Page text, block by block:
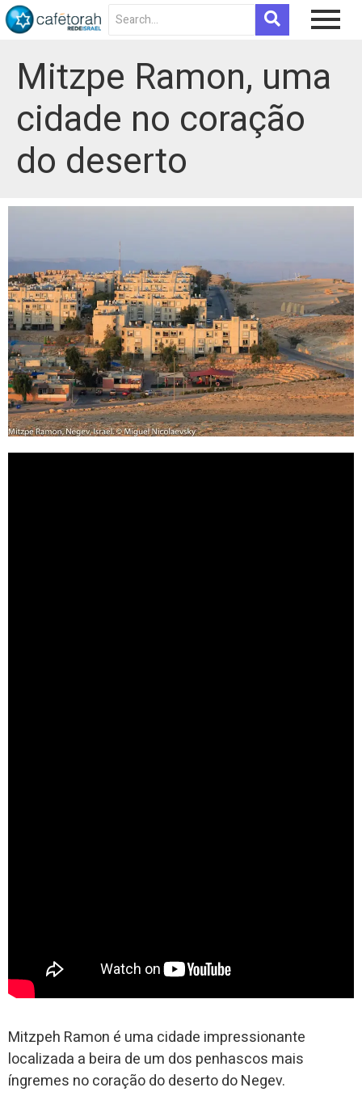
Mitzpe Ramon, uma
cidade no coração
do deserto
Mitzpeh Ramon é uma cidade impressionante
localizada a beira de um dos penhascos mais
íngremes no coração do deserto do Negev.